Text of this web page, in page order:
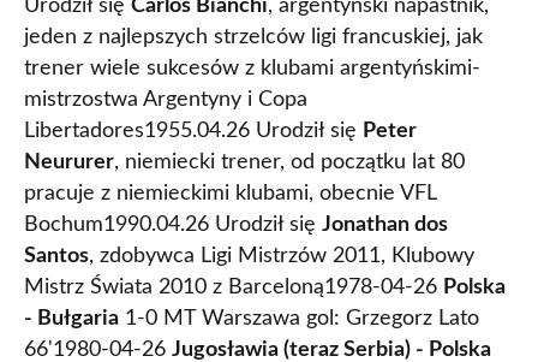
Urodził się Carlos Bianchi, argentyński napastnik,
jeden z najlepszych strzelców ligi francuskiej, jak
trener wiele sukcesów z klubami argentyńskimi-
mistrzostwa Argentyny i Copa
Libertadores1955.04.26 Urodził się Peter
Neururer, niemiecki trener, od początku lat 80
pracuje z niemieckimi klubami, obecnie VFL
Bochum1990.04.26 Urodził się Jonathan dos
Santos, zdobywca Ligi Mistrzów 2011, Klubowy
Mistrz Świata 2010 z Barceloną1978-04-26 Polska
- Bułgaria 1-0 MT Warszawa gol: Grzegorz Lato
66'1980-04-26 Jugosławia (teraz Serbia) - Polska